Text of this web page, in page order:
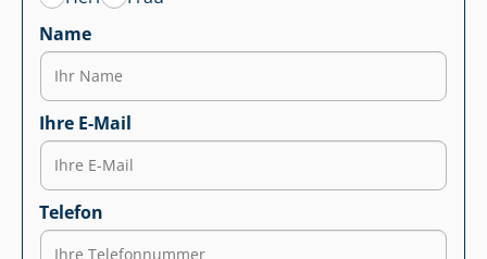
Name
Ihre E-Mail
Telefon